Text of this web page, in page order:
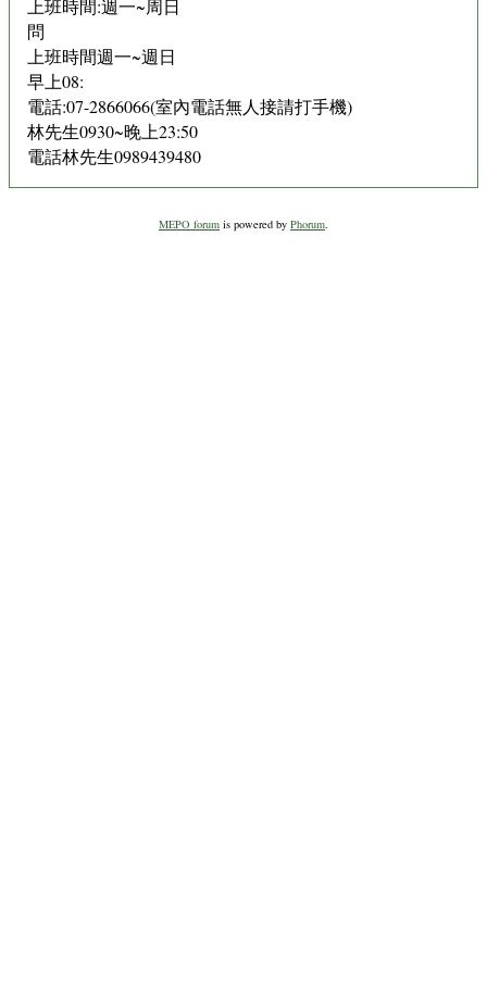
上班時間:週一~周日
問
上班時間週一~週日
早上08:
電話:07-2866066(室內電話無人接請打手機)
林先生0930~晚上23:50
電話林先生0989439480
MEPO forum is powered by Phorum.